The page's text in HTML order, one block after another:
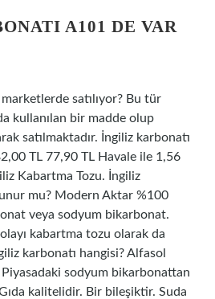
A101 DE VAR
satılıyor? Bu tür
kullanılan bir madde olup
satılmaktadır. İngiliz karbonatı
TL 77,90 TL Havale ile 1,56
Kabartma Tozu. İngiliz
mu? Modern Aktar %100
veya sodyum bikarbonat.
kabartma tozu olarak da
karbonatı hangisi? Alfasol
Piyasadaki sodyum bikarbonattan
kalitelidir. Bir bileşiktir. Suda